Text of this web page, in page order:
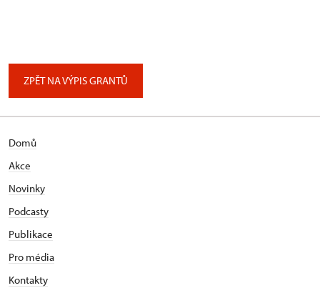
ZPĚT NA VÝPIS GRANTŮ
Domů
Akce
Novinky
Podcasty
Publikace
Pro média
Kontakty